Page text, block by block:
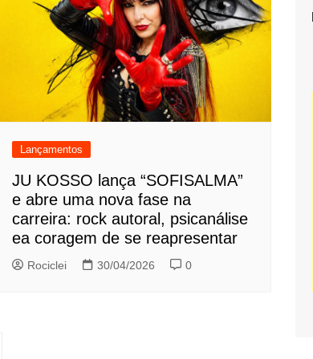
Lançamentos
JU KOSSO lança “SOFISALMA”
e abre uma nova fase na
carreira: rock autoral, psicanálise
ea coragem de se reapresentar
Rociclei 30/04/2026 0